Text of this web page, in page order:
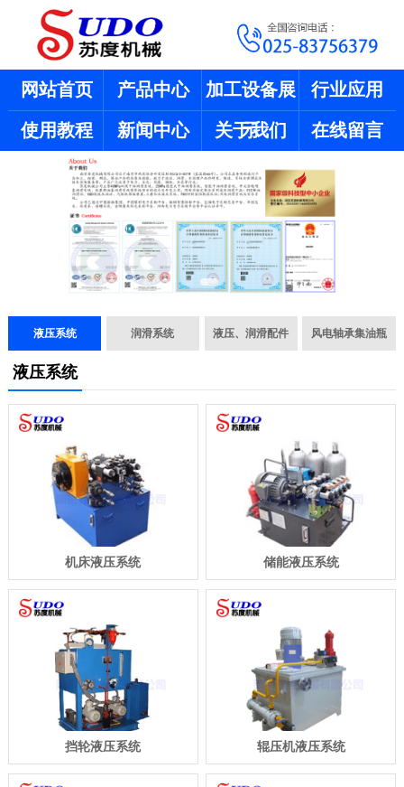
网站首页 产品中心 加工设备展
示
行业应用
使用教程 新闻中心 关于我们 在线留言
液压系统 润滑系统 液压、润滑配件 风电轴承集油瓶
液压系统
机床液压系统 储能液压系统
挡轮液压系统 辊压机液压系统